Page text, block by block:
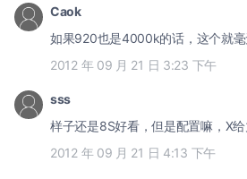
Caok
如果920也是4000k的话，这个就毫
2012 年 09 月 21 日 3:23 下午
sss
样子还是8S好看，但是配置嘛，X给
2012 年 09 月 21 日 4:13 下午